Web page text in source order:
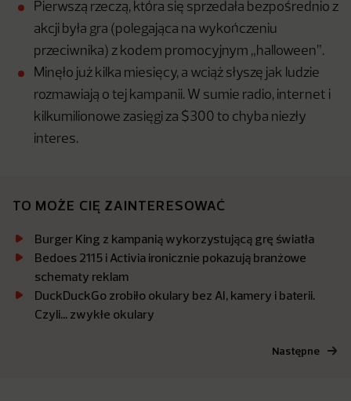
Pierwszą rzeczą, która się sprzedała bezpośrednio z
akcji była gra (polegająca na wykończeniu
przeciwnika) z kodem promocyjnym „halloween”.
Minęło już kilka miesięcy, a wciąż słyszę jak ludzie
rozmawiają o tej kampanii. W sumie radio, internet i
kilkumilionowe zasięgi za $300 to chyba niezły
interes.
TO MOŻE CIĘ ZAINTERESOWAĆ
Burger King z kampanią wykorzystującą grę światła
Bedoes 2115 i Activia ironicznie pokazują branżowe
schematy reklam
DuckDuckGo zrobiło okulary bez AI, kamery i baterii.
Czyli… zwykłe okulary
Następne